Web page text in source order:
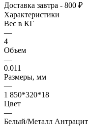
Доставка завтра - 800 ₽
Характеристики
Вес в КГ
—
4
Объем
—
0.011
Размеры, мм
—
1 850*320*18
Цвет
—
Белый/Металл Антрацит